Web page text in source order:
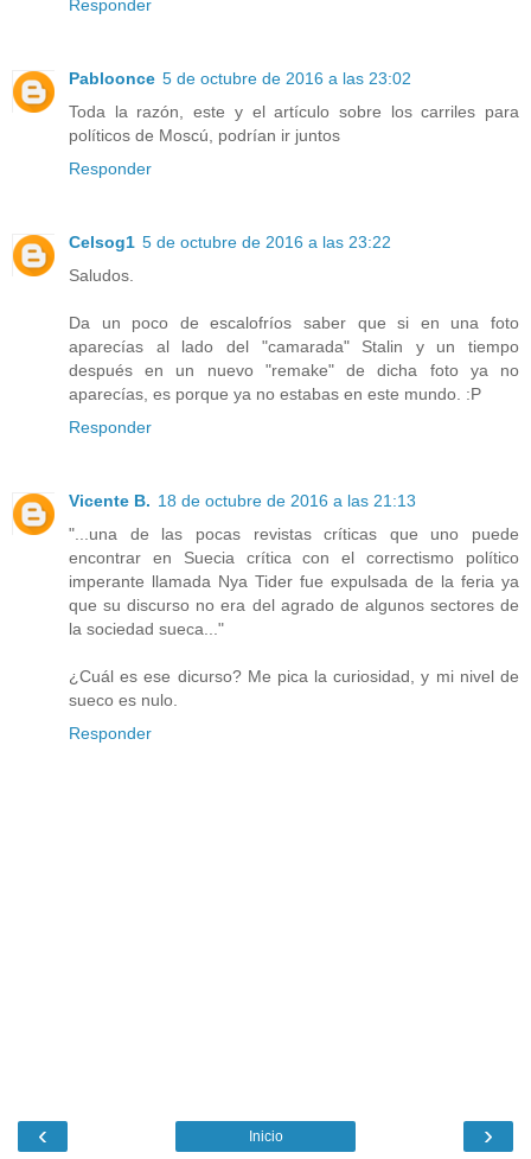
Responder
Pabloonce 5 de octubre de 2016 a las 23:02
Toda la razón, este y el artículo sobre los carriles para
políticos de Moscú, podrían ir juntos
Responder
Celsog1 5 de octubre de 2016 a las 23:22
Saludos.
Da un poco de escalofríos saber que si en una foto
aparecías al lado del "camarada" Stalin y un tiempo
después en un nuevo "remake" de dicha foto ya no
aparecías, es porque ya no estabas en este mundo. :P
Responder
Vicente B. 18 de octubre de 2016 a las 21:13
"...una de las pocas revistas críticas que uno puede
encontrar en Suecia crítica con el correctismo político
imperante llamada Nya Tider fue expulsada de la feria ya
que su discurso no era del agrado de algunos sectores de
la sociedad sueca..."
¿Cuál es ese dicurso? Me pica la curiosidad, y mi nivel de
sueco es nulo.
Responder
‹ ›
Inicio